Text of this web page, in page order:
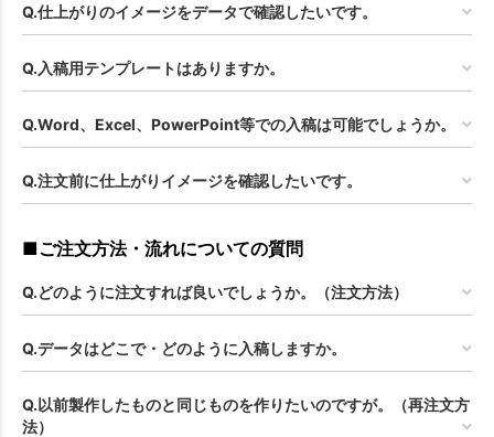
Q.仕上がりのイメージをデータで確認したいです。
Q.入稿用テンプレートはありますか。
Q.Word、Excel、PowerPoint等での入稿は可能でしょうか。
Q.注文前に仕上がりイメージを確認したいです。
■ご注文方法・流れについての質問
Q.どのように注文すれば良いでしょうか。（注文方法）
Q.データはどこで・どのように入稿しますか。
Q.以前製作したものと同じものを作りたいのですが。（再注文方
法）